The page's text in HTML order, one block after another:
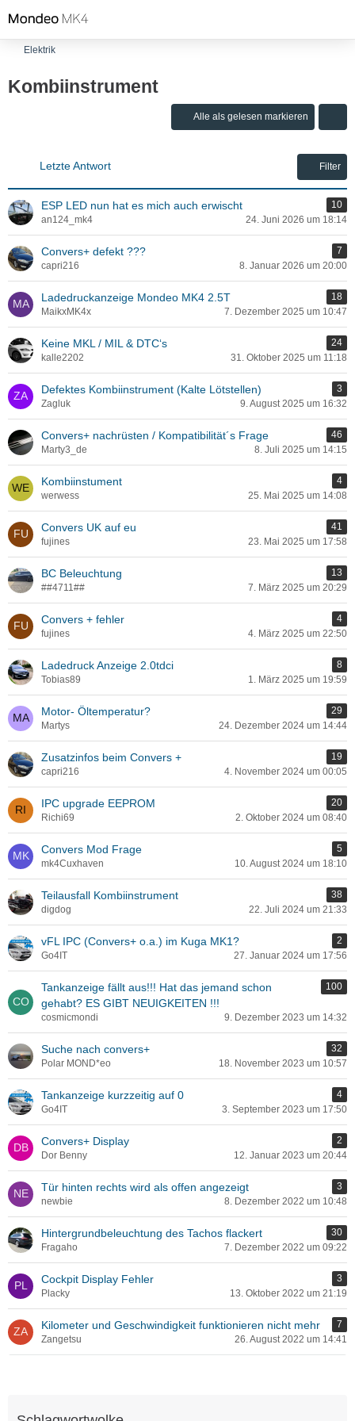
Elektrik
Kombiinstrument
Alle als gelesen markieren
Letzte Antwort Filter
ESP LED nun hat es mich auch erwischt
10
an124_mk4
24. Juni 2026 um 18:14
Convers+ defekt ???
7
capri216
8. Januar 2026 um 20:00
Ladedruckanzeige Mondeo MK4 2.5T
18
MaikxMK4x
7. Dezember 2025 um 10:47
Keine MKL / MIL & DTC‘s
24
kalle2202
31. Oktober 2025 um 11:18
Defektes Kombiinstrument (Kalte Lötstellen)
3
Zagluk
9. August 2025 um 16:32
Convers+ nachrüsten / Kompatibilität´s Frage
46
Marty3_de
8. Juli 2025 um 14:15
Kombiinstument
4
werwess
25. Mai 2025 um 14:08
Convers UK auf eu
41
fujines
23. Mai 2025 um 17:58
BC Beleuchtung
13
##4711##
7. März 2025 um 20:29
Convers + fehler
4
fujines
4. März 2025 um 22:50
Ladedruck Anzeige 2.0tdci
8
Tobias89
1. März 2025 um 19:59
Motor- Öltemperatur?
29
Martys
24. Dezember 2024 um 14:44
Zusatzinfos beim Convers +
19
capri216
4. November 2024 um 00:05
IPC upgrade EEPROM
20
Richi69
2. Oktober 2024 um 08:40
Convers Mod Frage
5
mk4Cuxhaven
10. August 2024 um 18:10
Teilausfall Kombiinstrument
38
digdog
22. Juli 2024 um 21:33
vFL IPC (Convers+ o.a.) im Kuga MK1?
2
Go4IT
27. Januar 2024 um 17:56
Tankanzeige fällt aus!!! Hat das jemand schon
gehabt? ES GIBT NEUIGKEITEN !!!
100
cosmicmondi 9. Dezember 2023 um 14:32
Suche nach convers+
32
Polar MOND*eo
18. November 2023 um 10:57
Tankanzeige kurzzeitig auf 0
4
Go4IT
3. September 2023 um 17:50
Convers+ Display
2
Dor Benny
12. Januar 2023 um 20:44
Tür hinten rechts wird als offen angezeigt
3
newbie
8. Dezember 2022 um 10:48
Hintergrundbeleuchtung des Tachos flackert
30
Fragaho
7. Dezember 2022 um 09:22
Cockpit Display Fehler
3
Placky
13. Oktober 2022 um 21:19
Kilometer und Geschwindigkeit funktionieren nicht mehr
7
Zangetsu
26. August 2022 um 14:41